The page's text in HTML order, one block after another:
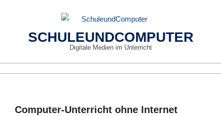
SCHULEUNDCOMPUTER
Digitale Medien im Unterricht
MenuComputer-Unterricht ohne Internet